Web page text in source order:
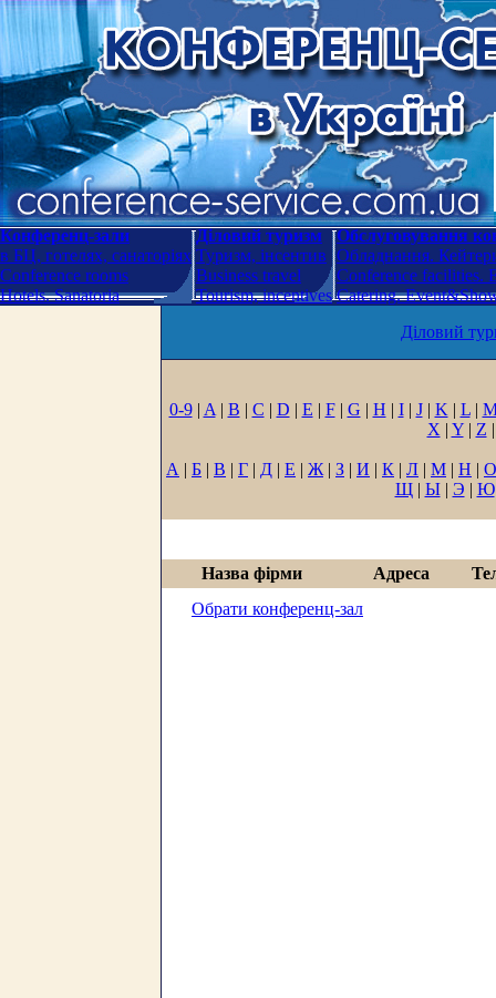
Конференц-зали
в БЦ, готелях, санаторіях
Conference rooms
Hotels. Sanatoria
Діловий туризм
Туризм, інсентив
Business travel
Tourism, incentives
Обслуговування
Обладнання.
Conference facilities.
Catering.
Діловий
0-9| A | B | C | D | E | F| G | H | I| J| K | L|
X | Y| Z |
А | Б | В | Г | Д | Е | Ж | З | И | К | Л | М | Н | О
Щ| Ы| Э | Ю
Назва фірми Адреса
Обрати конференц-зал